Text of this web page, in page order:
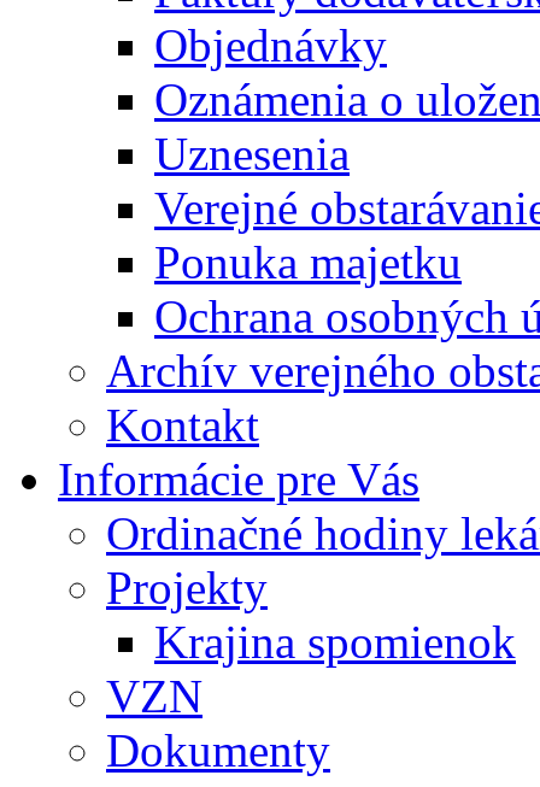
Objednávky
Oznámenia o
Uznesenia
Verejné
Ponuka majetku
Ochrana osobných
Archív verejného
Kontakt
Informácie pre Vás
Ordinačné hodiny
Projekty
Krajina spomienok
VZN
Dokumenty